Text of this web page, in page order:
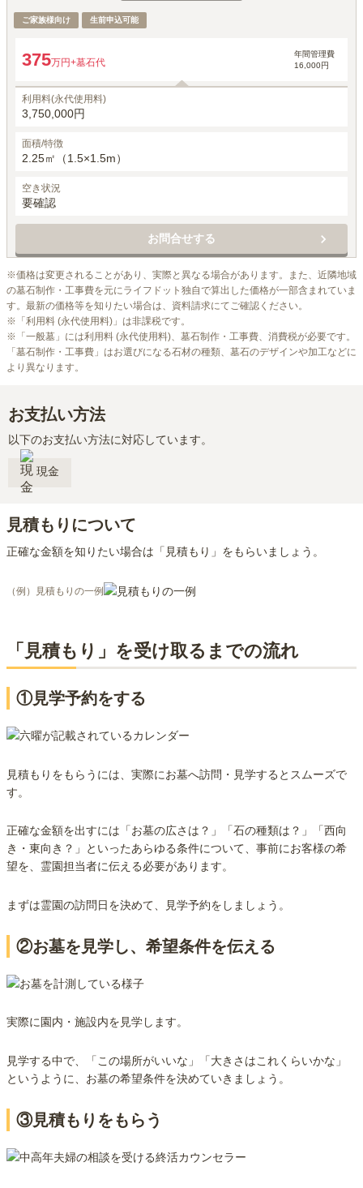
ご家族様向け 生前申込可能
375万円+墓石代
年間管理費
16,000円
利用料(永代使用料)
3,750,000円
面積/特徴
2.25㎡（1.5×1.5m）
空き状況
要確認
お問合せする
※価格は変更されることがあり、実際と異なる場合があります。また、近隣地域
の墓石制作・工事費を元にライフドット独自で算出した価格が一部含まれていま
す。最新の価格等を知りたい場合は、資料請求にてご確認ください。
※「利用料 (永代使用料)」は非課税です。
※「一般墓」には利用料 (永代使用料)、墓石制作・工事費、消費税が必要です。
「墓石制作・工事費」はお選びになる石材の種類、墓石のデザインや加工などに
より異なります。
お支払い方法
以下のお支払い方法に対応しています。
現金
見積もりについて
正確な金額を知りたい場合は「見積もり」をもらいましょう。
（例）見積もりの一例
「見積もり」を受け取るまでの流れ
①見学予約をする
見積もりをもらうには、実際にお墓へ訪問・見学するとスムーズで
す。
正確な金額を出すには「お墓の広さは？」「石の種類は？」「西向
き・東向き？」といったあらゆる条件について、事前にお客様の希
望を、霊園担当者に伝える必要があります。
まずは霊園の訪問日を決めて、見学予約をしましょう。
②お墓を見学し、希望条件を伝える
実際に園内・施設内を見学します。
見学する中で、「この場所がいいな」「大きさはこれくらいかな」
というように、お墓の希望条件を決めていきましょう。
③見積もりをもらう